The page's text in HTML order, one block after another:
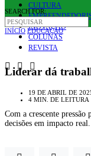
CULTURA
INOVAÇÃO
COLUNAS
REVISTA
SEARCH FOR:
INÍCIO EDUCAÇÃO
Liderar dá
19 DE ABRIL DE
4 MIN. DE LEITURA
Com a crescente
decisões em impacto real.